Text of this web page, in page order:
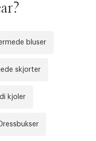
bluser
skjorter
kjoler
Dressbukser